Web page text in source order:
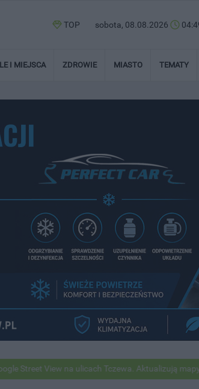
TOP sobota, 08.08.2026
I MIEJSCA ZDROWIE MIASTO TEMATY
View na ulicach Tczewa. Aktualizują mapy Pod